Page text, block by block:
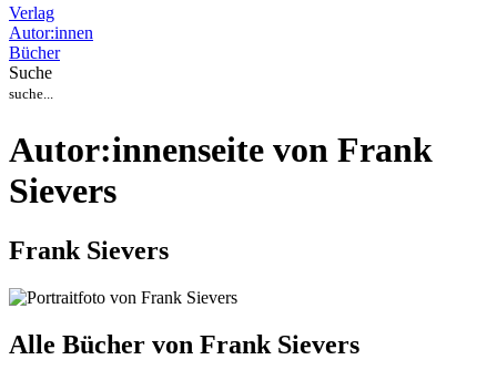
Verlag
Autor:innen
Bücher
Suche
Autor:innenseite von Frank
Sievers
Frank Sievers
Alle Bücher von Frank Sievers